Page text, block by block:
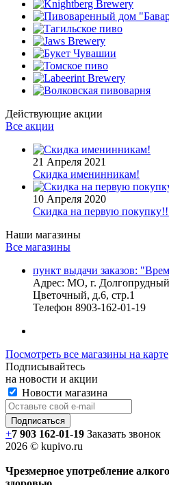
Действующие акции
Все акции
21 Апреля 2021
Скидка именинникам!
10 Апреля 2020
Скидка на первую
Наши магазины
Все магазины
пункт выдачи заказов:
Адрес: МО, г.
Цветочный, д.6, стр.1
Телефон 8903-162-01-19
Посмотреть все магазины на карте
Подписывайтесь
на новости и акции
Новости магазина
+7 903 162-01-19 Заказать звонок
2026 © kupivo.ru
Чрезмерное употребление